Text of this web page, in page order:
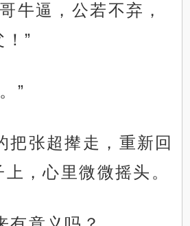
牛逼，公若不弃，
”
”
把张超撵走，重新回
，心里微微摇头。